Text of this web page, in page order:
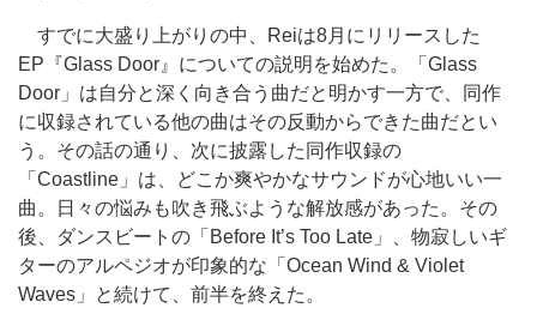
すでに大盛り上がりの中、Reiは8月にリリースした
EP『Glass Door』についての説明を始めた。「Glass
Door」は自分と深く向き合う曲だと明かす一方で、同作
に収録されている他の曲はその反動からできた曲だとい
う。その話の通り、次に披露した同作収録の
「Coastline」は、どこか爽やかなサウンドが心地いい一
曲。日々の悩みも吹き飛ぶような解放感があった。その
後、ダンスビートの「Before It’s Too Late」、物寂しいギ
ターのアルペジオが印象的な「Ocean Wind & Violet
Waves」と続けて、前半を終えた。